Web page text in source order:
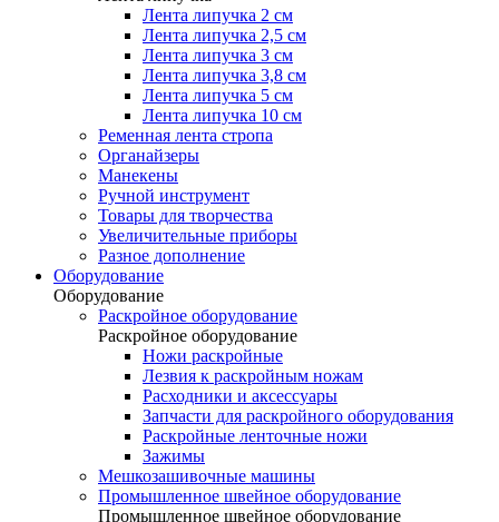
Лента липучка 2 см
Лента липучка 2,5 см
Лента липучка 3 см
Лента липучка 3,8 см
Лента липучка 5 см
Лента липучка 10 см
Ременная лента стропа
Органайзеры
Манекены
Ручной инструмент
Товары для творчества
Увеличительные приборы
Разное дополнение
Оборудование
Оборудование
Раскройное оборудование
Раскройное оборудование
Ножи раскройные
Лезвия к раскройным ножам
Расходники и аксессуары
Запчасти для раскройного оборудования
Раскройные ленточные ножи
Зажимы
Мешкозашивочные машины
Промышленное швейное оборудование
Промышленное швейное оборудование